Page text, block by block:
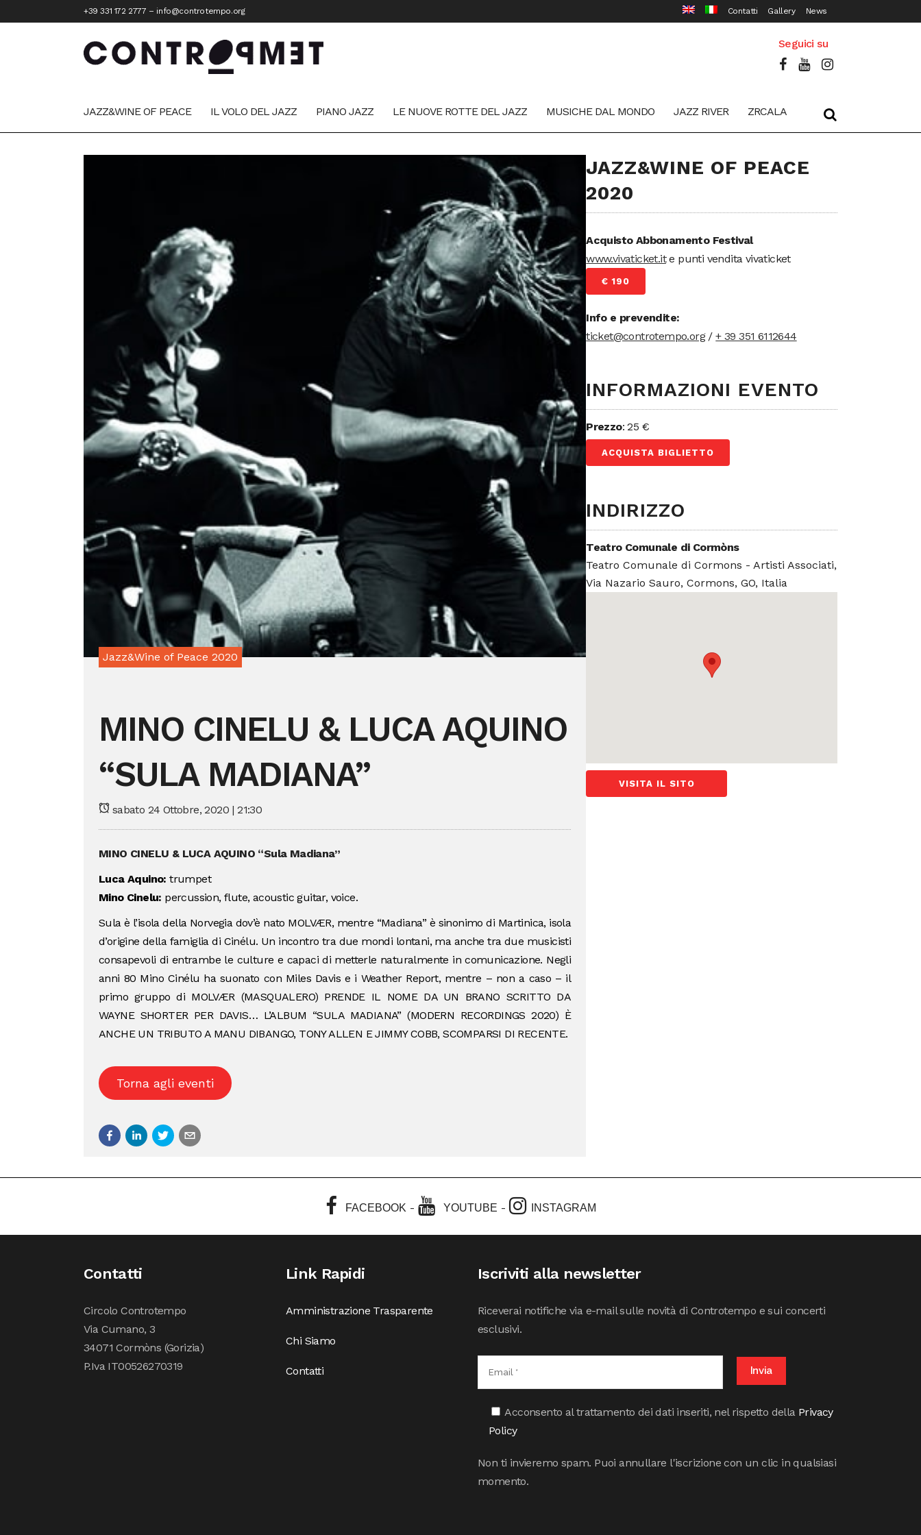
+39 331 172 2777 – info@controtempo.org Contatti Gallery News
Seguici su
JAZZ&WINE OF PEACE IL VOLO DEL JAZZ PIANO JAZZ LE NUOVE ROTTE DEL JAZZ MUSICHE DAL MONDO JAZZ RIVER ZRCALA
Jazz&Wine of Peace 2020
MINO CINELU & LUCA AQUINO
“SULA MADIANA”
sabato 24 Ottobre, 2020 | 21:30
MINO CINELU & LUCA AQUINO “Sula Madiana”
Luca Aquino: trumpet
Mino Cinelu: percussion, flute, acoustic guitar, voice.
Sula è l’isola della Norvegia dov’è nato MOLVÆR, mentre “Madiana” è sinonimo di Martinica, isola
d’origine della famiglia di Cinélu. Un incontro tra due mondi lontani, ma anche tra due musicisti
consapevoli di entrambe le culture e capaci di metterle naturalmente in comunicazione. Negli
anni 80 Mino Cinélu ha suonato con Miles Davis e i Weather Report, mentre – non a caso – il
primo gruppo di MOLVÆR (MASQUALERO) PRENDE IL NOME DA UN BRANO SCRITTO DA
WAYNE SHORTER PER DAVIS… L’ALBUM “SULA MADIANA” (MODERN RECORDINGS 2020) È
ANCHE UN TRIBUTO A MANU DIBANGO, TONY ALLEN E JIMMY COBB, SCOMPARSI DI RECENTE.
Torna agli eventi
JAZZ&WINE OF PEACE
2020
Acquisto Abbonamento Festival
www.vivaticket.ite punti vendita vivaticket
€ 190
Info e prevendite:
ticket@controtempo.org/+ 39 351 6112644
INFORMAZIONI EVENTO
Prezzo: 25 €
ACQUISTA BIGLIETTO
INDIRIZZO
Teatro Comunale di Cormòns
Teatro Comunale di Cormons - Artisti Associati,
Via Nazario Sauro, Cormons, GO, Italia
VISITA IL SITO
FACEBOOK- YOUTUBE - INSTAGRAM
Contatti
Circolo Controtempo
Via Cumano, 3
34071 Cormòns (Gorizia)
P.Iva IT00526270319
Link Rapidi
Amministrazione Trasparente
Chi Siamo
Contatti
Iscriviti alla newsletter
Riceverai notifiche via e-mail sulle novità di Controtempo e sui concerti
esclusivi.
Acconsento al trattamento dei dati inseriti, nel rispetto della Privacy
Policy
Non ti invieremo spam. Puoi annullare l'iscrizione con un clic in qualsiasi
momento.